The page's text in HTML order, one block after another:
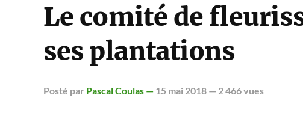
Le comité de
ses plantations
Posté par Pascal Coulas — 15 mai 2018 — 2 466 vues